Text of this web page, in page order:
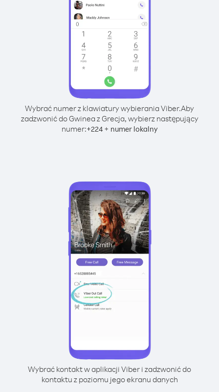
Wybrać numer z klawiatury wybierania Viber.Aby
zadzwonić do Gwinea z Grecja, wybierz następujący
numer:+224+ numer lokalny
Wybrać kontakt w aplikacji Viber i zadzwonić do
kontaktu z poziomu jego ekranu danych